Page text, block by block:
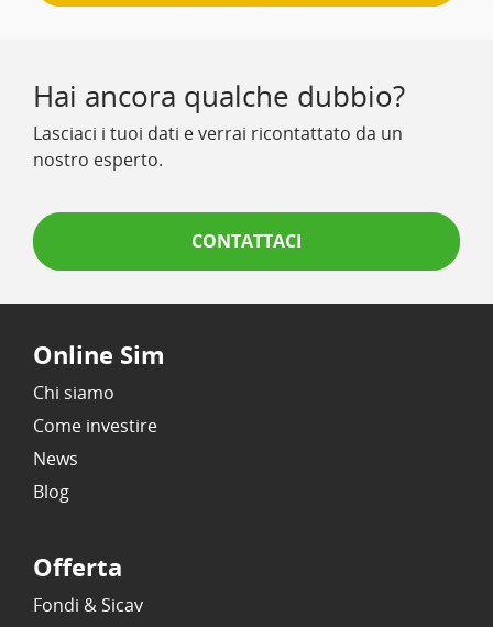
Hai ancora qualche dubbio?
Lasciaci i tuoi dati e verrai ricontattato da un
nostro esperto.
CONTATTACI
Online Sim
Chi siamo
Come investire
News
Blog
Offerta
Fondi & Sicav